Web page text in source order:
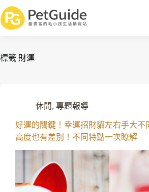
標籤 財運
休閒, 專題報導
好運的關鍵！幸運招財貓左右手大不
高度也有差別！不同特點一次瞭解